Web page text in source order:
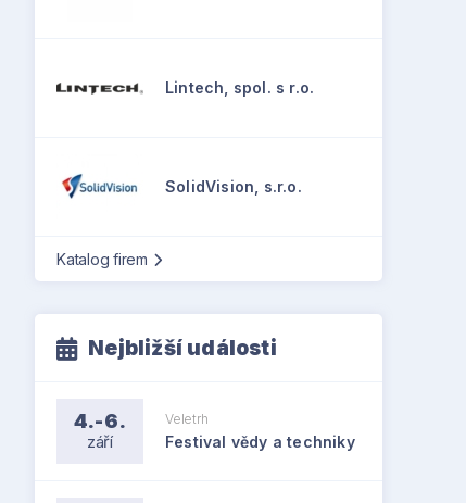
Lintech, spol. s r.o.
SolidVision, s.r.o.
Katalog firem
Nejbližší události
4.-6.
září
Veletrh
Festival vědy a techniky